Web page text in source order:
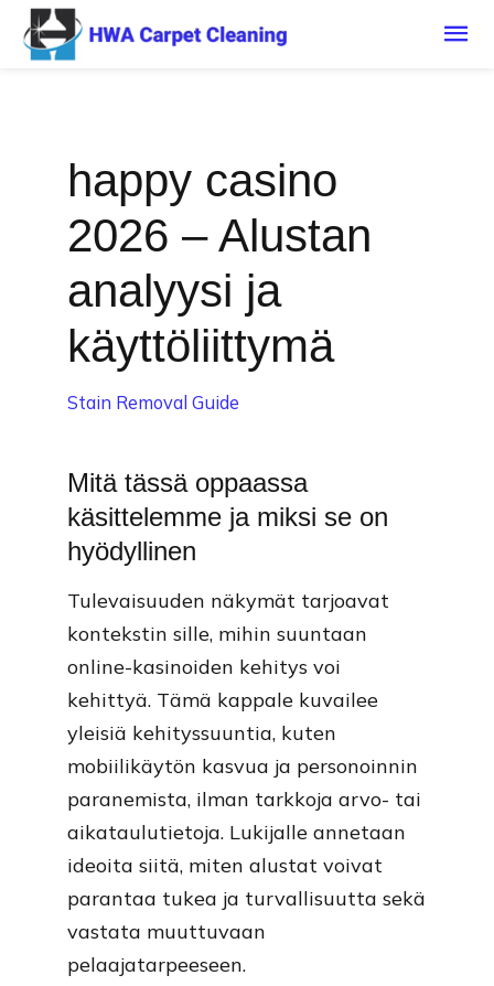
happy casino
2026 – Alustan
analyysi ja
käyttöliittymä
Stain Removal Guide
Mitä tässä oppaassa
käsittelemme ja miksi se on
hyödyllinen
Tulevaisuuden näkymät tarjoavat
kontekstin sille, mihin suuntaan
online-kasinoiden kehitys voi
kehittyä. Tämä kappale kuvailee
yleisiä kehityssuuntia, kuten
mobiilikäytön kasvua ja personoinnin
paranemista, ilman tarkkoja arvo- tai
aikataulutietoja. Lukijalle annetaan
ideoita siitä, miten alustat voivat
parantaa tukea ja turvallisuutta sekä
vastata muuttuvaan
pelaajatarpeeseen.